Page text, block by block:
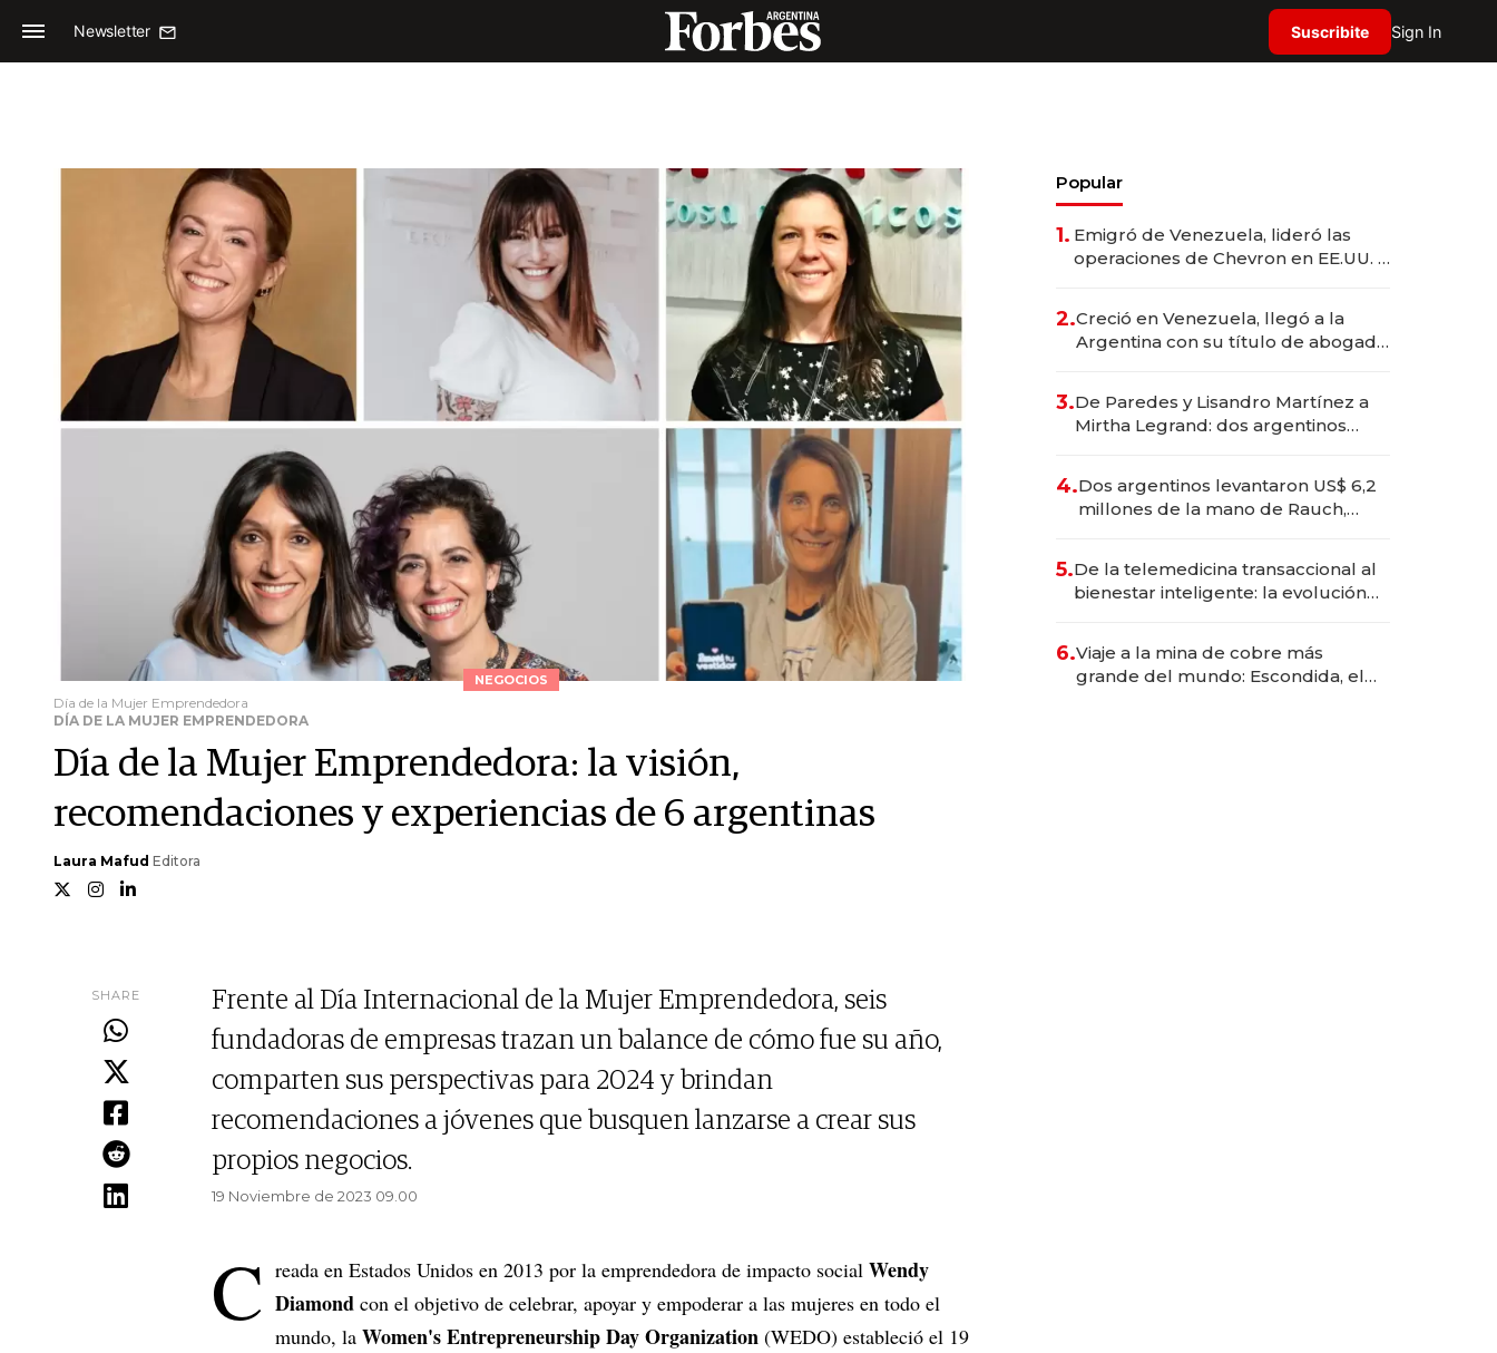
Newsletter Suscribite Sign In
NEGOCIOS
Día de la Mujer Emprendedora
DÍA DE LA MUJER EMPRENDEDORA
Día de la Mujer Emprendedora: la visión,
recomendaciones y experiencias de 6 argentinas
Laura Mafud Editora
SHARE
Frente al Día Internacional de la Mujer Emprendedora, seis
fundadoras de empresas trazan un balance de cómo fue su año,
comparten sus perspectivas para 2024 y brindan
recomendaciones a jóvenes que busquen lanzarse a crear sus
propios negocios.
19 Noviembre de 2023 09.00
C reada en Estados Unidos en 2013 por la emprendedora de impacto social Wendy
Diamond con el objetivo de celebrar, apoyar y empoderar a las mujeres en todo el
mundo, la Women's Entrepreneurship Day Organization (WEDO) estableció el 19
Popular
1. Emigró de Venezuela, lideró las
operaciones de Chevron en EE.UU. y
2.Creció en Venezuela, llegó a la
Argentina con su título de abogado
marcas "fast premium"
3.De Paredes y Lisandro Martínez a
Mirtha Legrand: dos argentinos
deportivo y el cuidado corporal
4.Dos argentinos levantaron US$ 6,2
millones de la mano de Rauch,
5.De la telemedicina transaccional al
bienestar inteligente: la evolución
6.Viaje a la mina de cobre más
grande del mundo: Escondida, el